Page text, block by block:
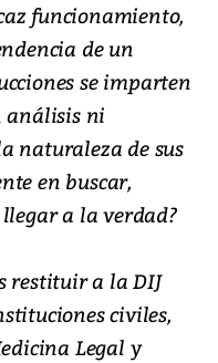
funcionamiento,
de un
se imparten
análisis ni
naturaleza de sus
en buscar,
a la verdad?
restituir a la DIJ
civiles,
Legal y